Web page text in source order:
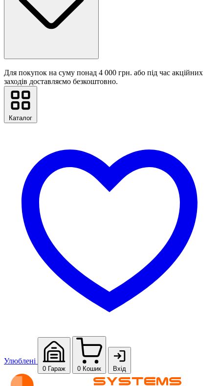
Для покупок на суму понад 4 000 грн. або під час акційних
заходів доставляємо безкоштовно.
Каталог
Улюблені
0 Гараж 0 Кошик Вхід